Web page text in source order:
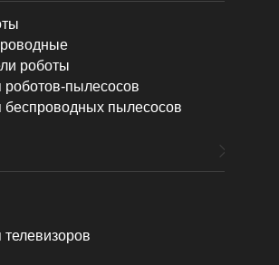
роботы
роботов-пылесосов
беспроводных пылесосов